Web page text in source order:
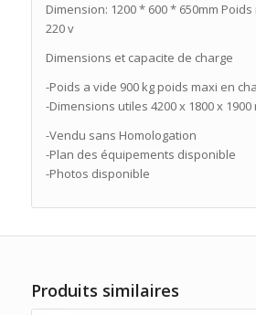
Dimension: 1200 * 600 * 650mm
220 v
Dimensions et capacite de charge
-Poids a vide 900 kg poids maxi en
-Dimensions utiles 4200 x 1800 x 1900
-Vendu sans Homologation
-Plan des équipements disponible
-Photos disponible
Produits similaires